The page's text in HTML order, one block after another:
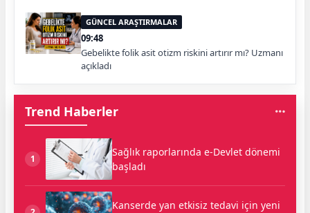
GÜNCEL ARAŞTIRMALAR
09:48
Gebelikte folik asit otizm riskini artırır mı? Uzmanı
açıkladı
Trend Haberler
1
Sağlık raporlarında e-Devlet dönemi
başladı
Kanserde yan etkisiz tedavi için yeni